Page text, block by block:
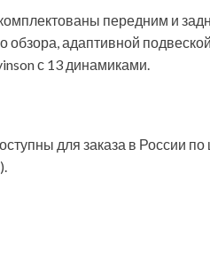
передним и
обзора, адаптивной
с 13 динамиками.
для заказа в России по